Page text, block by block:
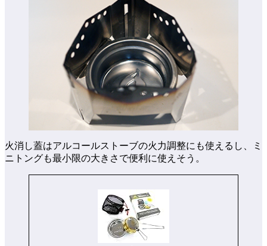
火消し蓋はアルコールストーブの火力調整にも使えるし、ミ
ニトングも最小限の大きさで便利に使えそう。